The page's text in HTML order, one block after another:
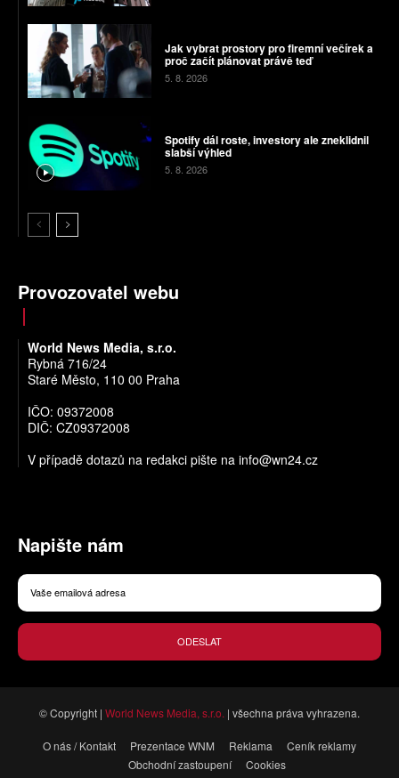
Jak vybrat prostory pro firemní večírek a
proč začít plánovat právě teď
5. 8. 2026
Spotify dál roste, investory ale zneklidnil
slabší výhled
5. 8. 2026
Provozovatel webu
World News Media, s.r.o.
Rybná 716/24
Staré Město, 110 00 Praha
IČO: 09372008
DIČ: CZ09372008
V případě dotazů na redakci pište na info@wn24.cz
Napište nám
ODESLAT
© Copyright | World News Media, s.r.o. | všechna práva vyhrazena.
O nás / Kontakt Prezentace WNM Reklama
Ceník reklamy
Obchodní zastoupení
Cookies